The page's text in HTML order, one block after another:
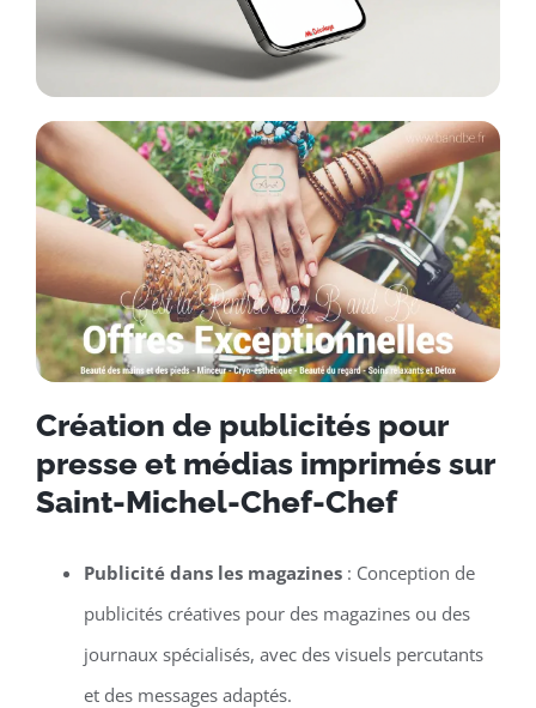
Création de publicités pour
presse et médias imprimés sur
Saint-Michel-Chef-Chef
Publicité dans les magazines: Conception de
publicités créatives pour des magazines ou des
journaux spécialisés, avec des visuels percutants
et des messages adaptés.